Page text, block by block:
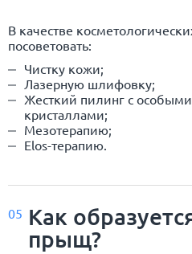
В качестве
посоветовать:
Чистку кожи;
Лазерную шлифовку;
Жесткий пилинг с
кристаллами;
Мезотерапию;
Elos-терапию.
05 Как
прыщ?